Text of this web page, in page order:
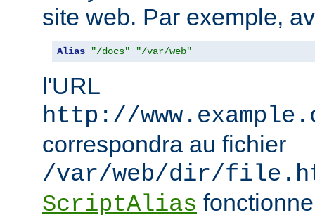
site web. Par exemple,
Alias "/docs" "/var/web"
l'URL
http://
correspondra au fichier
/var/web/dir/
ScriptAlias